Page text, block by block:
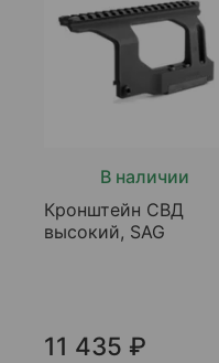
Кронштейн СВД
высокий, SAG
В наличии
11 435 ₽